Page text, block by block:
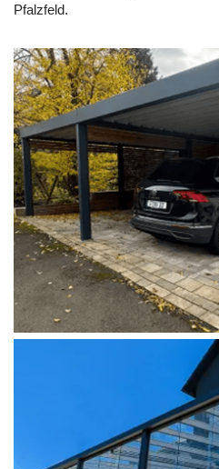
Pfalzfeld.